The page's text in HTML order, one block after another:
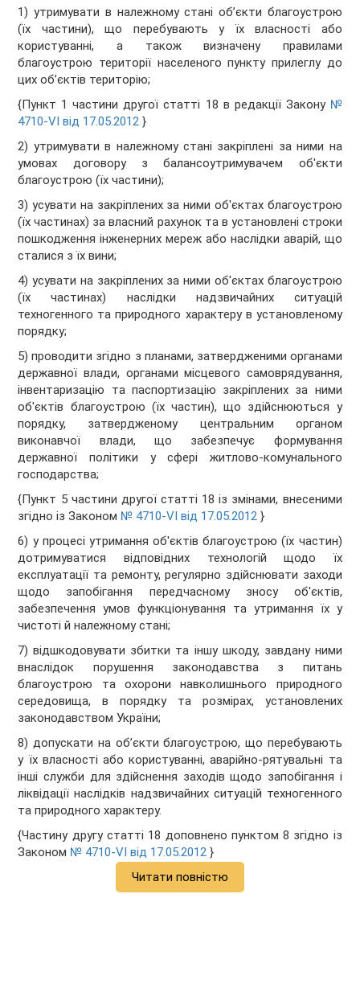
1) утримувати в належному стані об’єкти благоустрою
(їх частини), що перебувають у їх власності або
користуванні, а також визначену правилами
благоустрою території населеного пункту прилеглу до
цих об’єктів територію;
{Пункт 1 частини другої статті 18 в редакції Закону №
4710-VI від 17.05.2012 }
2) утримувати в належному стані закріплені за ними на
умовах договору з балансоутримувачем об'єкти
благоустрою (їх частини);
3) усувати на закріплених за ними об'єктах благоустрою
(їх частинах) за власний рахунок та в установлені строки
пошкодження інженерних мереж або наслідки аварій, що
сталися з їх вини;
4) усувати на закріплених за ними об'єктах благоустрою
(їх частинах) наслідки надзвичайних ситуацій
техногенного та природного характеру в установленому
порядку;
5) проводити згідно з планами, затвердженими органами
державної влади, органами місцевого самоврядування,
інвентаризацію та паспортизацію закріплених за ними
об'єктів благоустрою (їх частин), що здійснюються у
порядку, затвердженому центральним органом
виконавчої влади, що забезпечує формування
державної політики у сфері житлово-комунального
господарства;
{Пункт 5 частини другої статті 18 із змінами, внесеними
згідно із Законом № 4710-VI від 17.05.2012 }
6) у процесі утримання об'єктів благоустрою (їх частин)
дотримуватися відповідних технологій щодо їх
експлуатації та ремонту, регулярно здійснювати заходи
щодо запобігання передчасному зносу об'єктів,
забезпечення умов функціонування та утримання їх у
чистоті й належному стані;
7) відшкодовувати збитки та іншу шкоду, завдану ними
внаслідок порушення законодавства з питань
благоустрою та охорони навколишнього природного
середовища, в порядку та розмірах, установлених
законодавством України;
8) допускати на об’єкти благоустрою, що перебувають
у їх власності або користуванні, аварійно-рятувальні та
інші служби для здійснення заходів щодо запобігання і
ліквідації наслідків надзвичайних ситуацій техногенного
та природного характеру.
{Частину другу статті 18 доповнено пунктом 8 згідно із
Законом № 4710-VI від 17.05.2012 }
Читати повністю